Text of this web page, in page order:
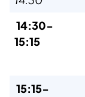
14:30-
15:15
15:15-